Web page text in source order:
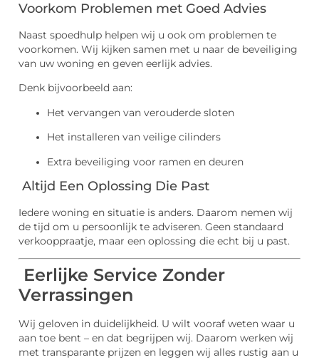
Voorkom Problemen met Goed Advies
Naast spoedhulp helpen wij u ook om problemen te
voorkomen. Wij kijken samen met u naar de beveiliging
van uw woning en geven eerlijk advies.
Denk bijvoorbeeld aan:
Het vervangen van verouderde sloten
Het installeren van veilige cilinders
Extra beveiliging voor ramen en deuren
Altijd Een Oplossing Die Past
Iedere woning en situatie is anders. Daarom nemen wij
de tijd om u persoonlijk te adviseren. Geen standaard
verkooppraatje, maar een oplossing die echt bij u past.
Eerlijke Service Zonder
Verrassingen
Wij geloven in duidelijkheid. U wilt vooraf weten waar u
aan toe bent – en dat begrijpen wij. Daarom werken wij
met transparante prijzen en leggen wij alles rustig aan u